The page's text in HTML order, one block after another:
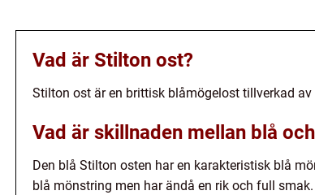
Vad är Stilton ost?
Stilton ost är en brittisk blåmögelost tillverkad
Vad är skillnaden mellan blå
Den blå Stilton osten har en karakteristisk blå
blå mönstring men har ändå en rik och full smak.